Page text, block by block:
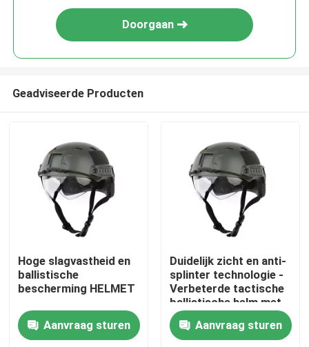
Thuis
Producten
Doorgaan
Geadviseerde Producten
Hoge slagvastheid en
ballistische
bescherming HELMET
Aanvraag sturen
Duidelijk zicht en anti-
splinter technologie -
Verbeterde tactische
ballistische helm met
ventilatie
Aanvraag sturen